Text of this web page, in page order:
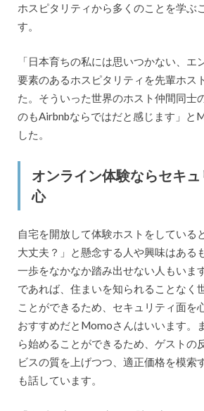
ホスピタリティから多くのことを学ぶ
す。
「日本育ちの私には思いつかない、エ
要素のあるホスピタリティを先輩ホス
た。そういった世界のホスト仲間同士
のもAirbnbならではだと感じます」と
した。
オンライン体験ならセキ
心
自宅を開放して体験ホストをしている
大丈夫？」と懸念する人や興味はある
一歩をなかなか踏み出せない人もいま
であれば、住まいを知られることなく
ことができるため、セキュリティ面を
おすすめだとMomoさんはいいます。
ら始めることができるため、ゲストの
ビスの質を上げつつ、適正価格を模索
も話しています。